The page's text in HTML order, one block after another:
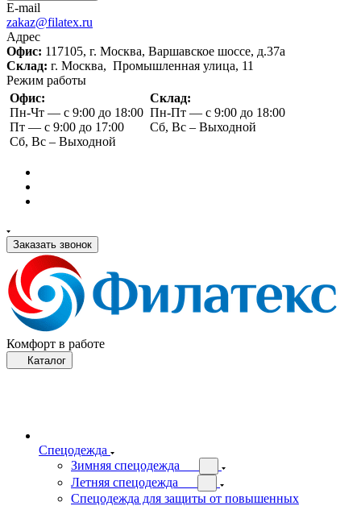
E-mail
zakaz@filatex.ru
Адрес
Офис: 117105, г. Москва, Варшавское шоссе, д.37а
Склад: г. Москва, Промышленная улица, 11
Режим работы
Офис:
Пн-Чт — с 9:00 до 18:00
Пт — с 9:00 до 17:00
Сб, Вс – Выходной
Склад:
Пн-Пт — с 9:00 до 18:00
Сб, Вс – Выходной
Заказать звонок
Комфорт в работе
Каталог
Спецодежда
Зимняя спецодежда
Летняя спецодежда
Спецодежда для защиты от повышенных